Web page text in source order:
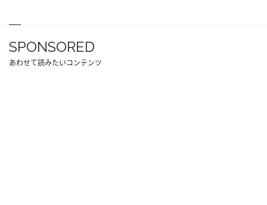
SPONSORED
あわせて読みたいコンテンツ